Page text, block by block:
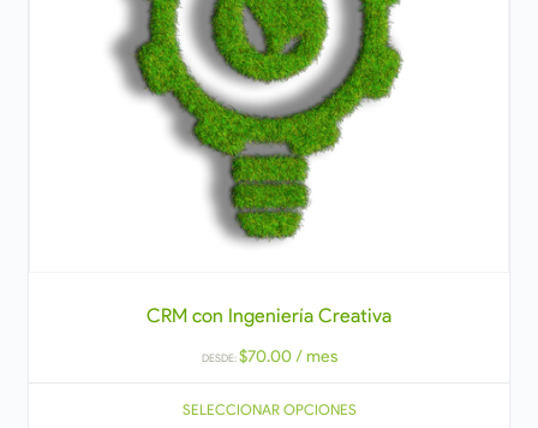
CRM con Ingeniería Creativa
DESDE:$70.00 / mes
SELECCIONAR OPCIONES